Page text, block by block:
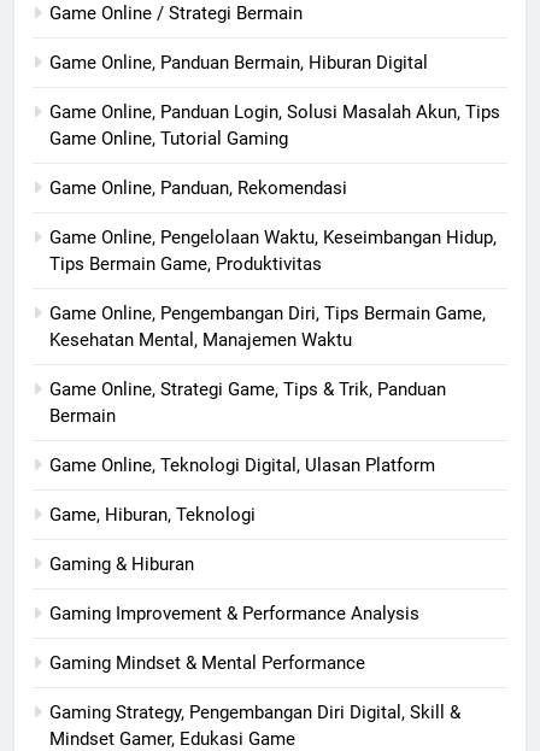
Game Online / Strategi Bermain
Game Online, Panduan Bermain, Hiburan Digital
Game Online, Panduan Login, Solusi Masalah Akun, Tips
Game Online, Tutorial Gaming
Game Online, Panduan, Rekomendasi
Game Online, Pengelolaan Waktu, Keseimbangan Hidup,
Tips Bermain Game, Produktivitas
Game Online, Pengembangan Diri, Tips Bermain Game,
Kesehatan Mental, Manajemen Waktu
Game Online, Strategi Game, Tips & Trik, Panduan
Bermain
Game Online, Teknologi Digital, Ulasan Platform
Game, Hiburan, Teknologi
Gaming & Hiburan
Gaming Improvement & Performance Analysis
Gaming Mindset & Mental Performance
Gaming Strategy, Pengembangan Diri Digital, Skill &
Mindset Gamer, Edukasi Game